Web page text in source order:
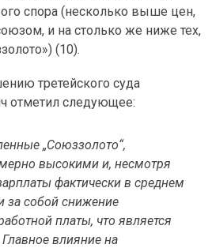
спора (несколько выше цен,
и на столько же ниже тех,
(10).
третейского суда
отметил следующее:
„Союззолото“,
высокими и, несмотря
фактически в среднем
за собой снижение
платы, что является
влияние на